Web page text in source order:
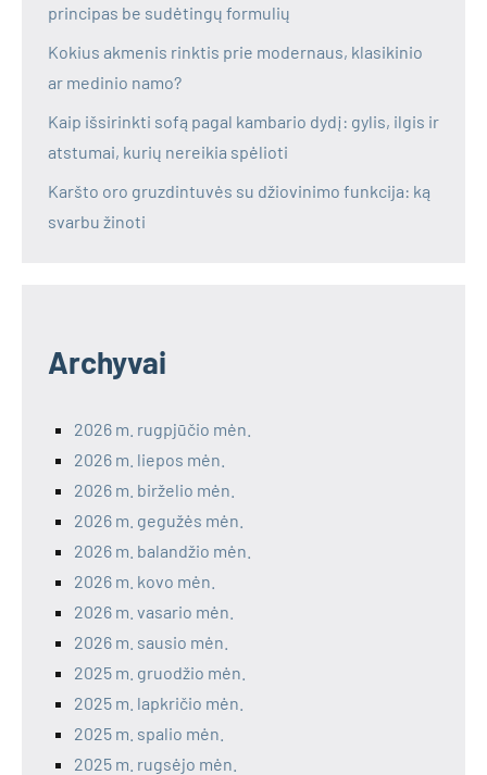
principas be sudėtingų formulių
Kokius akmenis rinktis prie modernaus, klasikinio
ar medinio namo?
Kaip išsirinkti sofą pagal kambario dydį: gylis, ilgis ir
atstumai, kurių nereikia spėlioti
Karšto oro gruzdintuvės su džiovinimo funkcija: ką
svarbu žinoti
Archyvai
2026 m. rugpjūčio mėn.
2026 m. liepos mėn.
2026 m. birželio mėn.
2026 m. gegužės mėn.
2026 m. balandžio mėn.
2026 m. kovo mėn.
2026 m. vasario mėn.
2026 m. sausio mėn.
2025 m. gruodžio mėn.
2025 m. lapkričio mėn.
2025 m. spalio mėn.
2025 m. rugsėjo mėn.